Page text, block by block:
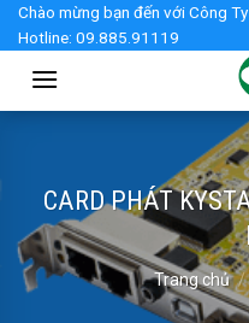
Skip
content
Chào mừng bạn đến với Công
Hotline: 09.885.91119
CARD PHÁT
Trang chủ /